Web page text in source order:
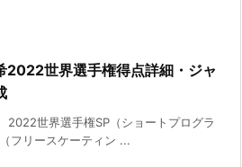
2022世界選手権得点詳細・ジャ
2022世界選手権SP（ショートプログラ
フリースケーティン ...